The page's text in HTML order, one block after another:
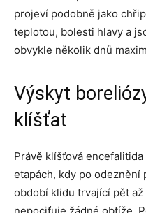
projeví podobně jako
teplotou, bolesti hlavy a
obvykle několik dnů
Výskyt
klíšťat
Právě klíšťová
etapách, kdy po
období klidu trvající pět